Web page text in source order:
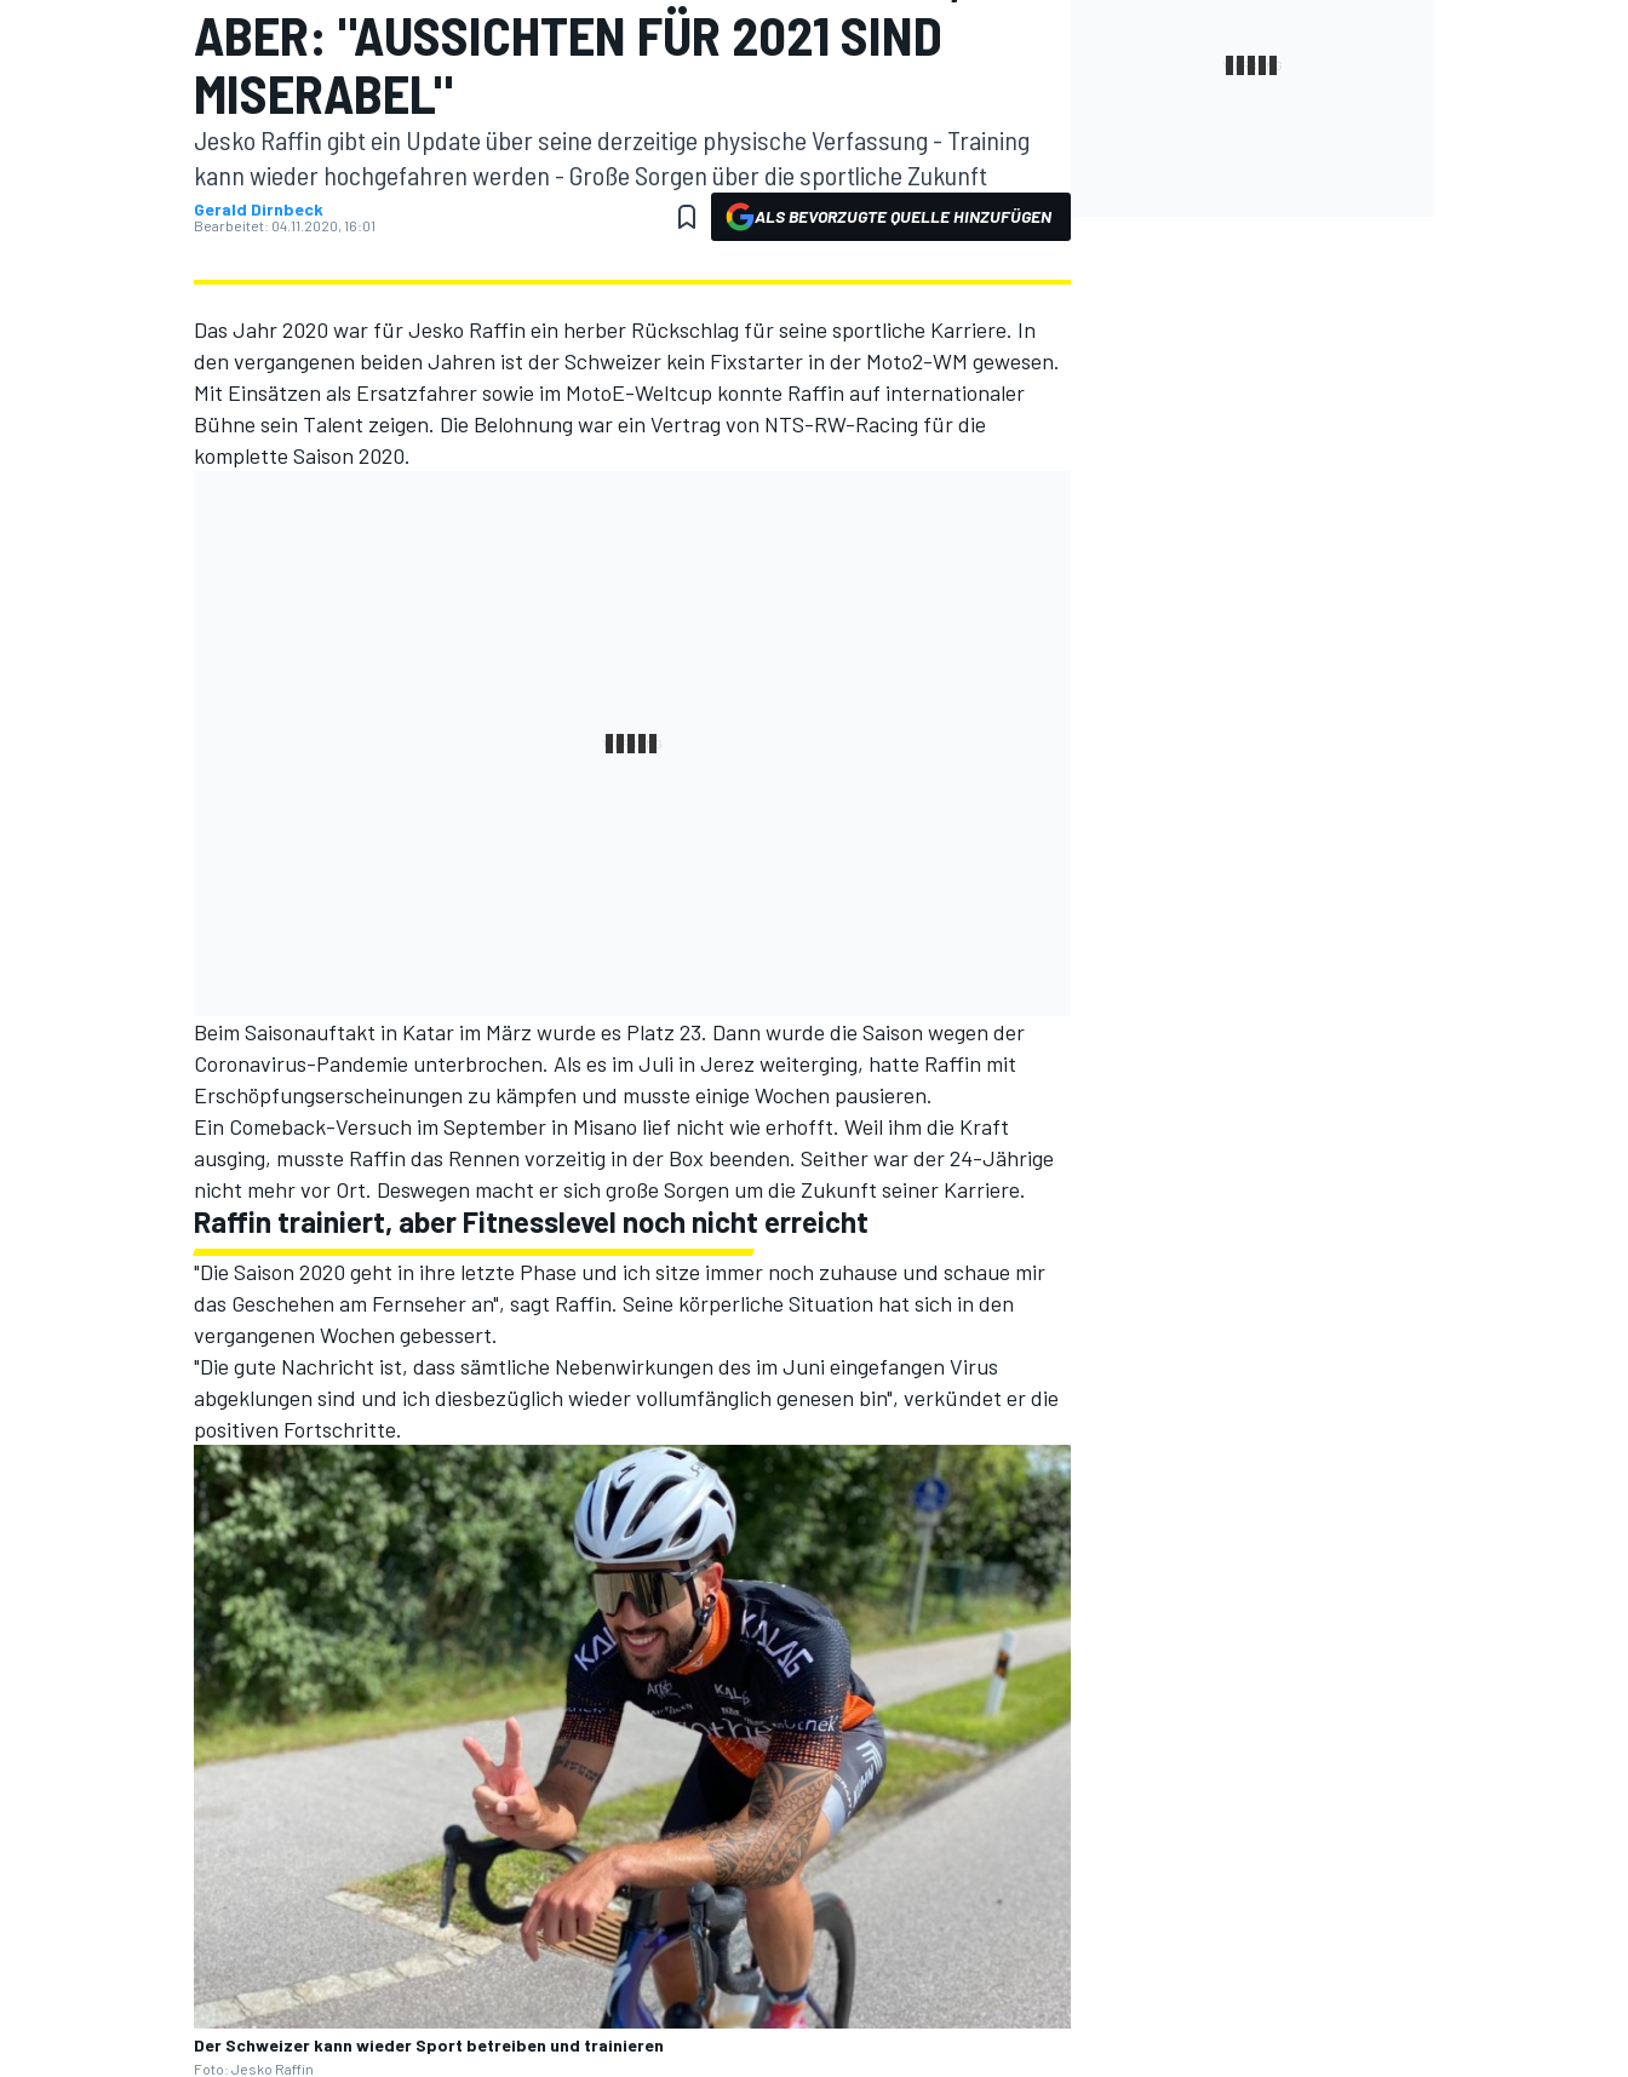
MOTOGP
SPORTWAGEN
ABER: "AUSSICHTEN FÜR 2021 SIND
MISERABEL"
Jesko Raffin gibt ein Update über seine derzeitige physische Verfassung - Training
kann wieder hochgefahren werden - Große Sorgen über die sportliche Zukunft
Gerald Dirnbeck
Bearbeitet: 04.11.2020, 16:01 ALS BEVORZUGTE QUELLE HINZUFÜGEN
Das Jahr 2020 war für Jesko Raffin ein herber Rückschlag für seine sportliche Karriere. In
den vergangenen beiden Jahren ist der Schweizer kein Fixstarter in der Moto2-WM gewesen.
Mit Einsätzen als Ersatzfahrer sowie im MotoE-Weltcup konnte Raffin auf internationaler
Bühne sein Talent zeigen. Die Belohnung war ein Vertrag von NTS-RW-Racing für die
komplette Saison 2020.
Beim Saisonauftakt in Katar im März wurde es Platz 23. Dann wurde die Saison wegen der
Coronavirus-Pandemie unterbrochen. Als es im Juli in Jerez weiterging, hatte Raffin mit
Erschöpfungserscheinungen zu kämpfen und musste einige Wochen pausieren.
Ein Comeback-Versuch im September in Misano lief nicht wie erhofft. Weil ihm die Kraft
ausging, musste Raffin das Rennen vorzeitig in der Box beenden. Seither war der 24-Jährige
nicht mehr vor Ort. Deswegen macht er sich große Sorgen um die Zukunft seiner Karriere.
Raffin trainiert, aber Fitnesslevel noch nicht erreicht
"Die Saison 2020 geht in ihre letzte Phase und ich sitze immer noch zuhause und schaue mir
das Geschehen am Fernseher an", sagt Raffin. Seine körperliche Situation hat sich in den
vergangenen Wochen gebessert.
"Die gute Nachricht ist, dass sämtliche Nebenwirkungen des im Juni eingefangen Virus
abgeklungen sind und ich diesbezüglich wieder vollumfänglich genesen bin", verkündet er die
positiven Fortschritte.
Der Schweizer kann wieder Sport betreiben und trainieren
Foto: Jesko Raffin